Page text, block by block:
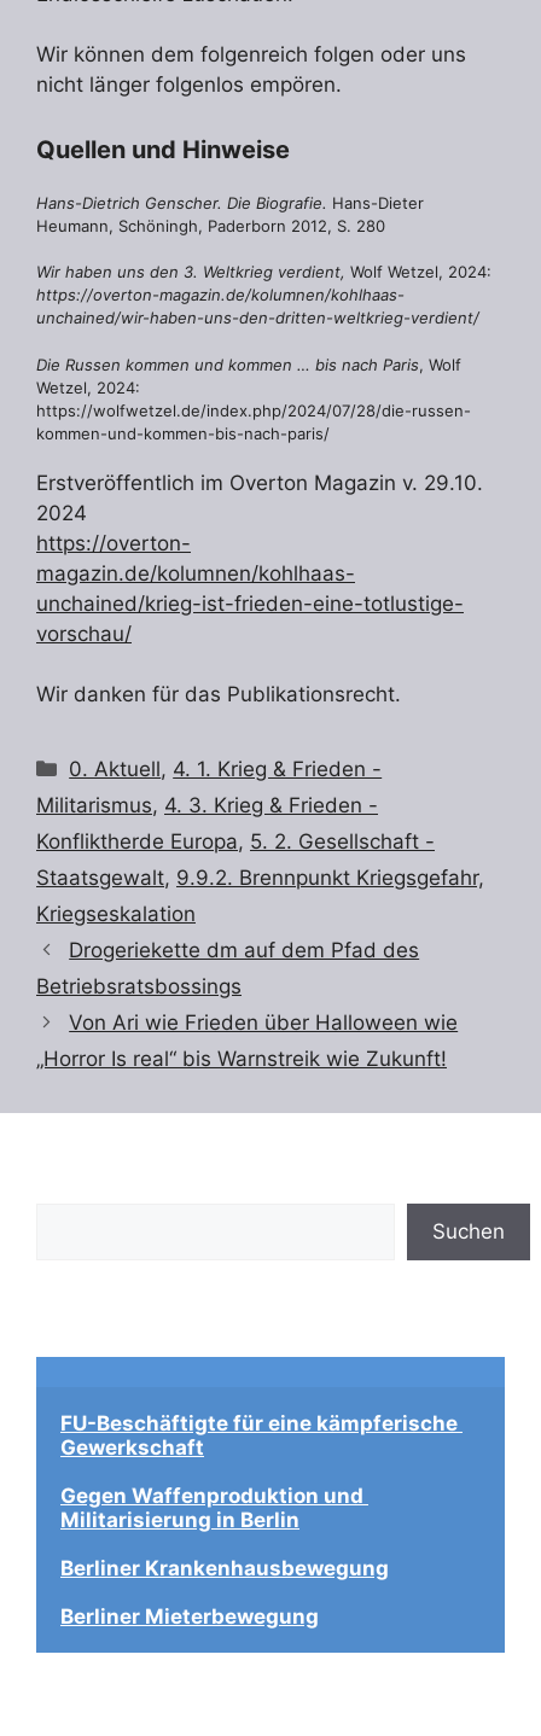
Wir können dem folgenreich folgen oder uns
nicht länger folgenlos empören.
Quellen und Hinweise
Hans-Dietrich Genscher. Die Biografie. Hans-Dieter
Heumann, Schöningh, Paderborn 2012, S. 280
Wir haben uns den 3. Weltkrieg verdient, Wolf Wetzel, 2024:
https://overton-magazin.de/kolumnen/kohlhaas-
unchained/wir-haben-uns-den-dritten-weltkrieg-verdient/
Die Russen kommen und kommen … bis nach Paris, Wolf
Wetzel, 2024:
https://wolfwetzel.de/index.php/2024/07/28/die-russen-
kommen-und-kommen-bis-nach-paris/
Erstveröffentlich im Overton Magazin v. 29.10.
2024
https://overton-
magazin.de/kolumnen/kohlhaas-
unchained/krieg-ist-frieden-eine-totlustige-
vorschau/
Wir danken für das Publikationsrecht.
Kategorien
0. Aktuell, 4. 1. Krieg & Frieden -
Militarismus, 4. 3. Krieg & Frieden -
Konfliktherde Europa, 5. 2. Gesellschaft -
Staatsgewalt, 9.9.2. Brennpunkt Kriegsgefahr,
Kriegseskalation
Drogeriekette dm auf dem Pfad des
Betriebsratsbossings
Von Ari wie Frieden über Halloween wie
„Horror Is real“ bis Warnstreik wie Zukunft!
Suchen
FU-Beschäftigte für eine kämpferische
Gewerkschaft
Gegen Waffenproduktion und
Militarisierung in Berlin
Berliner Krankenhausbewegung
Berliner Mieterbewegung